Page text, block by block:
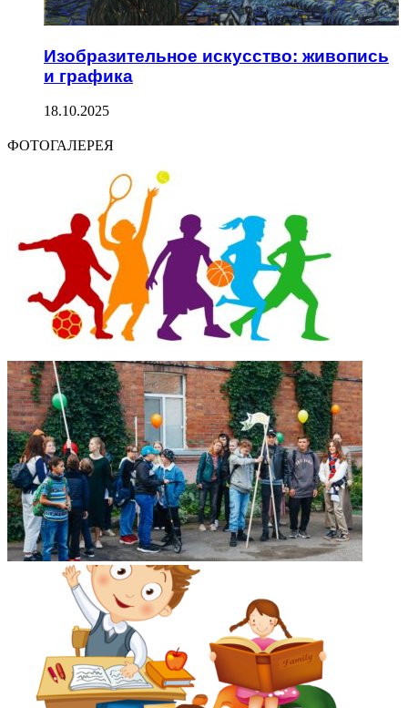
Изобразительное искусство: живопись
и графика
18.10.2025
ФОТОГАЛЕРЕЯ